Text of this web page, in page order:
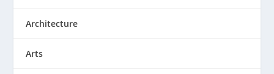
Architecture
Arts